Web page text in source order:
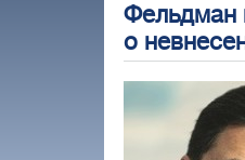
Фельдман
о